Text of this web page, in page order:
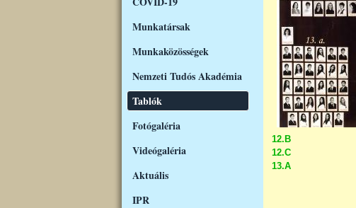
Munkatársak
Munkaközösségek
Nemzeti Tudós Akadémia
Tablók
Fotógaléria
Videógaléria
Aktuális
IPR
12.B
12.C
13.A